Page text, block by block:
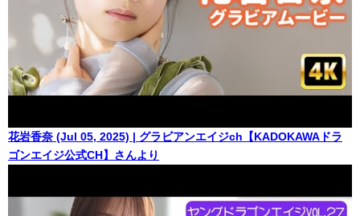
花岩香奈 (Jul 05, 2025) | グラビアンエイジch【KADOKAWAドラ
ゴンエイジ公式CH】さんより